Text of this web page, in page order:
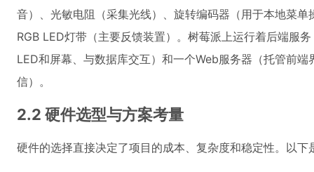
音）、光敏电阻（采集光线）、旋转编码器（用于本地菜
RGB LED灯带（主要反馈装置）。树莓派上运行着后端服
LED和屏幕、与数据库交互）和一个Web服务器（托管前
信）。
2.2 硬件选型与方案考量
硬件的选择直接决定了项目的成本、复杂度和稳定性。以